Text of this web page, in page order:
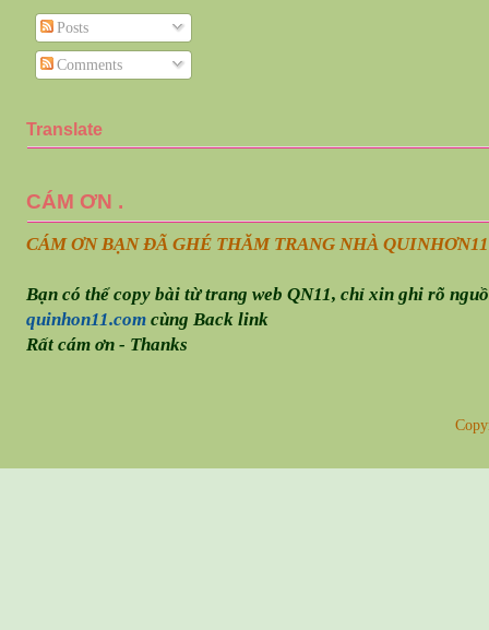
Posts
Comments
Translate
CÁM ƠN .
CÁM ƠN BẠN ĐÃ GHÉ THĂM TRANG NHÀ QUINHƠN
Bạn có thể copy bài từ trang web QN11, chỉ xin ghi rõ
quinhon11.comcùng Back link
Rất cám ơn - Thanks